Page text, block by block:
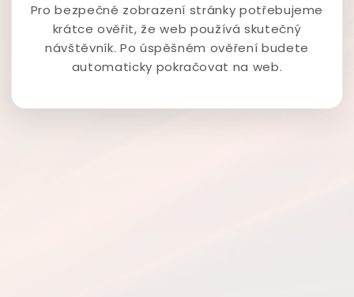
Pro bezpečné zobrazení stránky potřebujeme
krátce ověřit, že web používá skutečný
návštěvník. Po úspěšném ověření budete
automaticky pokračovat na web.